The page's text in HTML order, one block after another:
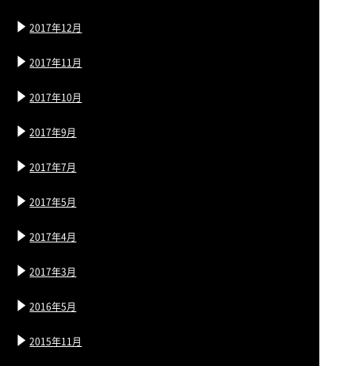
2017年12月
2017年11月
2017年10月
2017年9月
2017年7月
2017年5月
2017年4月
2017年3月
2016年5月
2015年11月